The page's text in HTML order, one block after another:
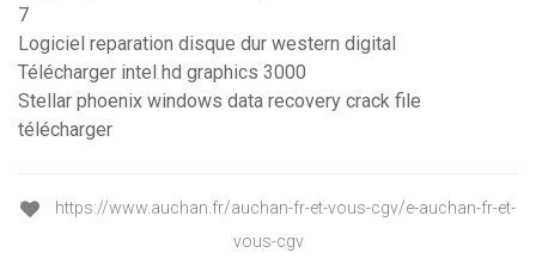
7
Logiciel reparation disque dur western digital
Télécharger intel hd graphics 3000
Stellar phoenix windows data recovery crack file
télécharger
https://www.auchan.fr/auchan-fr-et-vous-cgv/e-auchan-fr-et-
vous-cgv